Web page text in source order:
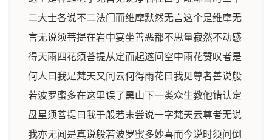
二大士各说不二法门而维摩默然无言这个是维摩无
言无说须菩提在岩中宴坐善恶都不思量寂然不动感
得天雨四花须菩提从定而起遂问空中雨花赞叹者是
何人曰我是梵天又问云何得雨花曰我见尊者善说般
若波罗蜜多在这里误了黑山下一类众生教他错认定
盘星须菩提曰我于般若未尝说一字梵天云尊者无说
我亦无闻是真说般若波罗蜜多妙喜而今说时须问倒